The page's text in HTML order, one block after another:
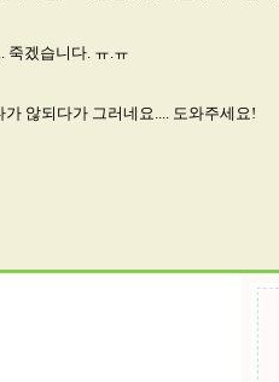
죽겠습니다. ㅠ.ㅠ
않되다가 그러네요.... 도와주세요!